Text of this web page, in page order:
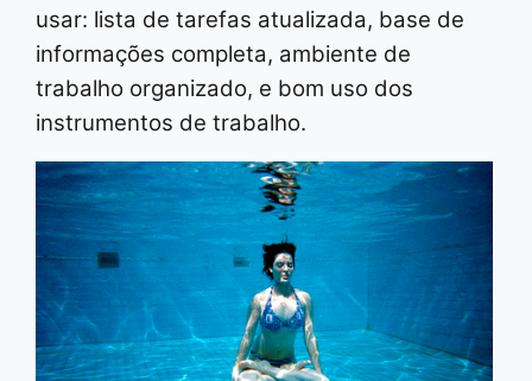
usar: lista de tarefas atualizada, base de
informações completa, ambiente de
trabalho organizado, e bom uso dos
instrumentos de trabalho.